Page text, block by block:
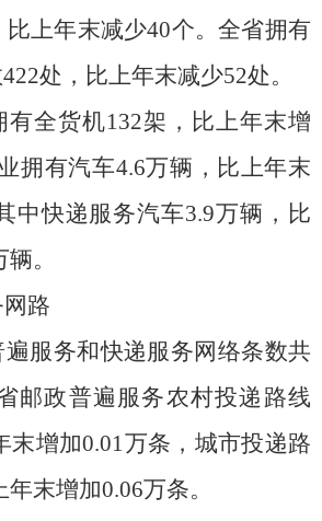
比上年末减少40个。全省拥有
422处，比上年末减少52处。
有全货机132架，比上年末增
拥有汽车4.6万辆，比上年末
中快递服务汽车3.9万辆，比
辆。
网路
服务和快递服务网络条数共
邮政普遍服务农村投递路线
末增加0.01万条，城市投递路
年末增加0.06万条。